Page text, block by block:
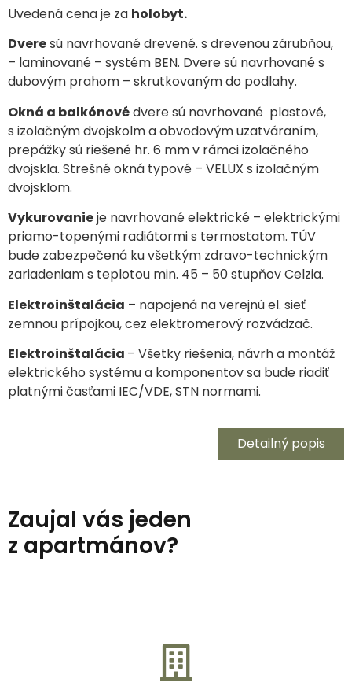
Uvedená cena je za holobyt.
Dveresú navrhované drevené. s drevenou zárubňou,
– laminované – systém BEN. Dvere sú navrhované s
dubovým prahom – skrutkovaným do podlahy.
Okná a balkónovédvere sú navrhované plastové,
s izolačným dvojskolm a obvodovým uzatváraním,
prepážky sú riešené hr. 6 mm v rámci izolačného
dvojskla. Strešné okná typové – VELUX s izolačným
dvojsklom.
Vykurovanieje navrhované elektrické – elektrickými
priamo-topenými radiátormi s termostatom. TÚV
bude zabezpečená ku všetkým zdravo-technickým
zariadeniam s teplotou min. 45 – 50 stupňov Celzia.
Elektroinštalácia – napojená na verejnú el. sieť
zemnou prípojkou, cez elektromerový rozvádzač.
Elektroinštalácia – Všetky riešenia, návrh a montáž
elektrického systému a komponentov sa bude riadiť
platnými časťami IEC/VDE, STN normami.
Detailný popis
Zaujal vás jeden
z apartmánov?